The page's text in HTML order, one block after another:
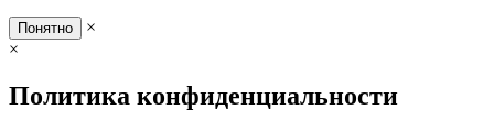
Понятно
×
×
Политика конфиденциальности